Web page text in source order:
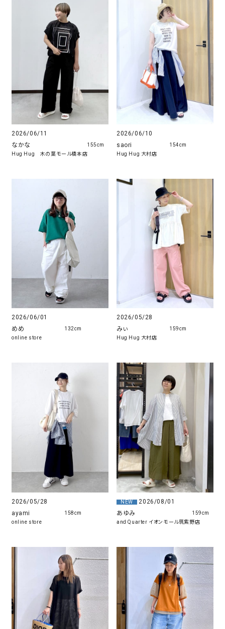
2026/06/11
なかな
Hug Hug 木の葉モール橋本店
155cm
2026/06/10
saori
Hug Hug 大村店
154cm
2026/06/01
めめ
online store
132cm
2026/05/28
みぃ
Hug Hug 大村店
159cm
2026/05/28
ayami
online store
158cm
NEW
2026/08/01
あゆみ
and Quarter イオンモール筑紫野店
159cm